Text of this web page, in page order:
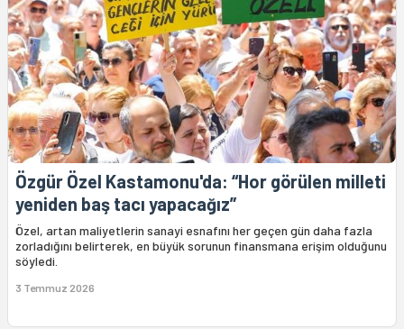
Özgür Özel Kastamonu'da: “Hor görülen milleti
yeniden baş tacı yapacağız”
Özel, artan maliyetlerin sanayi esnafını her geçen gün daha fazla
zorladığını belirterek, en büyük sorunun finansmana erişim olduğunu
söyledi.
3 Temmuz 2026